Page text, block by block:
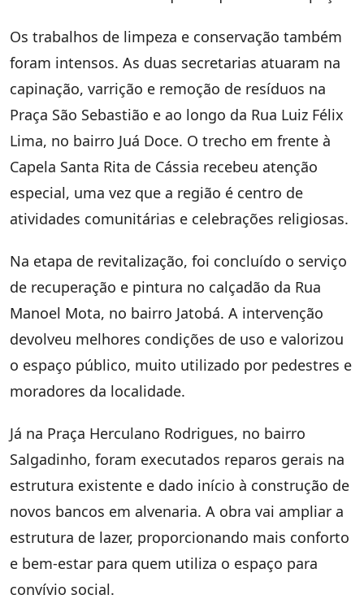
Os trabalhos de limpeza e conservação também
foram intensos. As duas secretarias atuaram na
capinação, varrição e remoção de resíduos na
Praça São Sebastião e ao longo da Rua Luiz Félix
Lima, no bairro Juá Doce. O trecho em frente à
Capela Santa Rita de Cássia recebeu atenção
especial, uma vez que a região é centro de
atividades comunitárias e celebrações religiosas.
Na etapa de revitalização, foi concluído o serviço
de recuperação e pintura no calçadão da Rua
Manoel Mota, no bairro Jatobá. A intervenção
devolveu melhores condições de uso e valorizou
o espaço público, muito utilizado por pedestres e
moradores da localidade.
Já na Praça Herculano Rodrigues, no bairro
Salgadinho, foram executados reparos gerais na
estrutura existente e dado início à construção de
novos bancos em alvenaria. A obra vai ampliar a
estrutura de lazer, proporcionando mais conforto
e bem-estar para quem utiliza o espaço para
convívio social.